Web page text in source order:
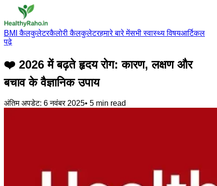
BMI कैलकुलेटरकैलोरी कैलकुलेटरहमारे बारे मेंसभी स्वास्थ्य विषयआर्टिकल
पढ़े
❤️ 2026 में बढ़ते हृदय रोग: कारण, लक्षण और
बचाव के वैज्ञानिक उपाय
अंतिम अपडेट: 6 नवंबर 2025• 5 min read